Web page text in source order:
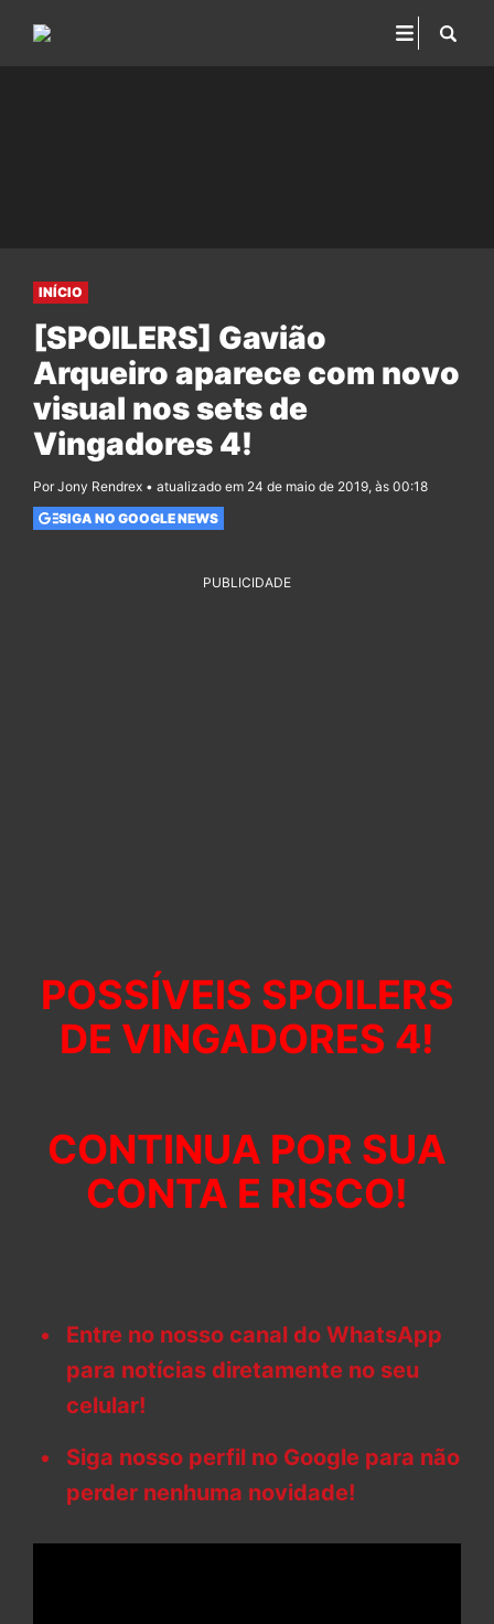
INÍCIO
[SPOILERS] Gavião
Arqueiro aparece com novo
visual nos sets de
Vingadores 4!
Por Jony Rendrex • atualizado em 24 de maio de 2019, às 00:18
SIGA NO GOOGLE NEWS
PUBLICIDADE
POSSÍVEIS SPOILERS
DE VINGADORES 4!
CONTINUA POR SUA
CONTA E RISCO!
Entre no nosso canal do WhatsApp
para notícias diretamente no seu
celular!
Siga nosso perfil no Google para não
perder nenhuma novidade!